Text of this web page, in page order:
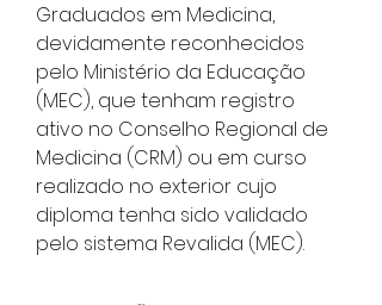
Graduados em Medicina,
devidamente reconhecidos
pelo Ministério da Educação
(MEC), que tenham registro
ativo no Conselho Regional de
Medicina (CRM) ou em curso
realizado no exterior cujo
diploma tenha sido validado
pelo sistema Revalida (MEC).